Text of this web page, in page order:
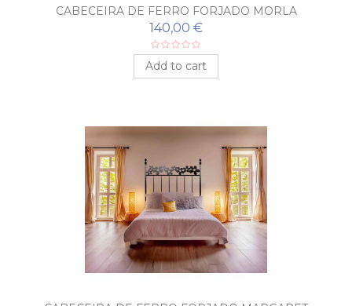
CABECEIRA DE FERRO FORJADO MORLA
140,00 €
Add to cart